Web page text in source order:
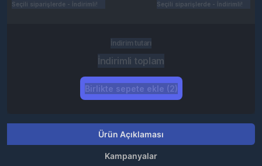
Seçili siparişlerde - İndirimli! Seçili siparişlerde - İndirimli!
İndirim tutarı
İndirimli toplam
Birlikte sepete ekle (2)
Ürün Açıklaması
Kampanyalar